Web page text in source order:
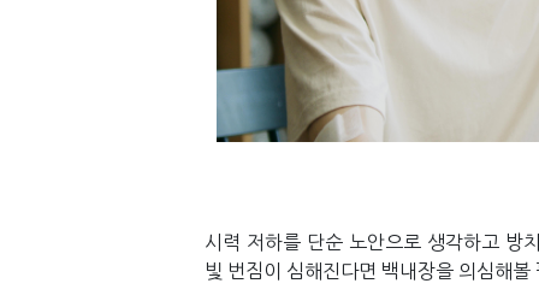
시력 저하를 단순 노안으로 생각하고 방
빛 번짐이 심해진다면 백내장을 의심해볼